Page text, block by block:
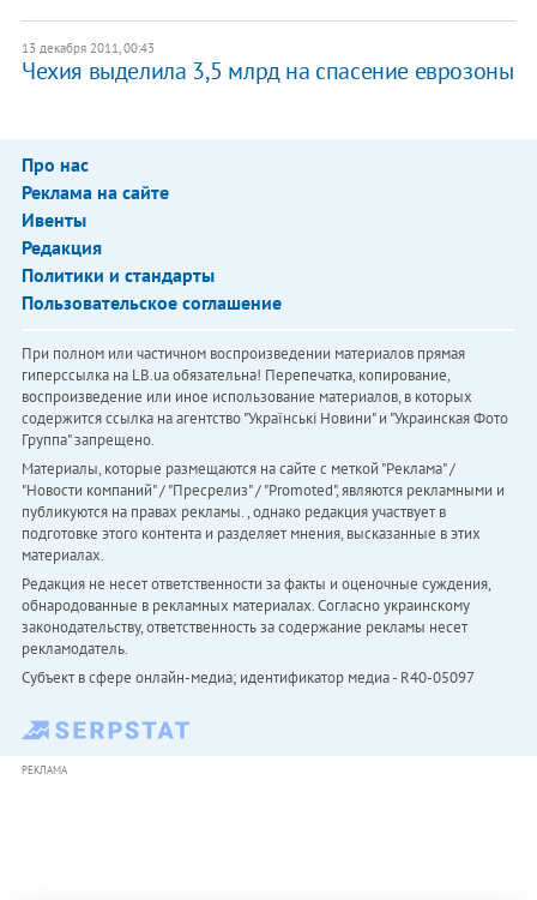
13 декабря 2011, 00:43
​Чехия выделила 3,5 млрд на спасение еврозоны
Про нас
Реклама на сайте
Ивенты
Редакция
Политики и стандарты
Пользовательское соглашение
При полном или частичном воспроизведении материалов прямая
гиперссылка на LB.ua обязательна! Перепечатка, копирование,
воспроизведение или иное использование материалов, в которых
содержится ссылка на агентство "Українськi Новини" и "Украинская Фото
Группа" запрещено.
Материалы, которые размещаются на сайте с меткой "Реклама" /
"Новости компаний" / "Пресрелиз" / "Promoted", являются рекламными и
публикуются на правах рекламы. , однако редакция участвует в
подготовке этого контента и разделяет мнения, высказанные в этих
материалах.
Редакция не несет ответственности за факты и оценочные суждения,
обнародованные в рекламных материалах. Согласно украинскому
законодательству, ответственность за содержание рекламы несет
рекламодатель.
Субъект в сфере онлайн-медиа; идентификатор медиа - R40-05097
РЕКЛАМА